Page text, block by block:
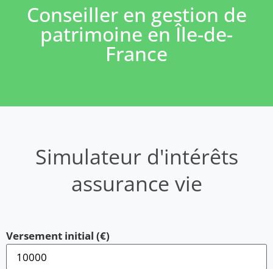
Conseiller en gestion de
patrimoine en Île-de-
France
Simulateur d'intérêts
assurance vie
Versement initial (€)